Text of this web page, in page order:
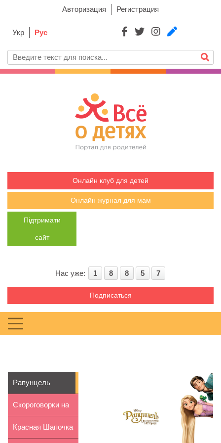
Авторизация Регистрация
Укр Рус
Онлайн клуб для детей
Онлайн журнал для мам
Підтримати
сайт
Нас уже: 1 8 8 5 7
Подписаться
Рапунцель
Скороговорки на
букву Б для дет...
Красная Шапочка